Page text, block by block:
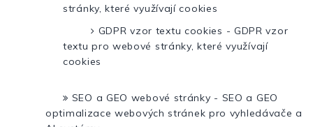
stránky, které využívají cookies
GDPR vzor textu cookies - GDPR vzor
textu pro webové stránky, které využívají
cookies
SEO a GEO webové stránky - SEO a GEO
optimalizace webových stránek pro vyhledávače a